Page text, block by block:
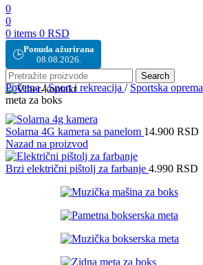
0
0
0 items 0 RSD
🕒Ponuda ažurirana
08.08.2026.
Search
Početna/ Sport i rekreacija / Sportska oprema
meta za boks
Solarna 4G kamera sa panelom 14.900 RSD
Nazad na proizvod
Brzi električni pištolj za farbanje 4.990 RSD